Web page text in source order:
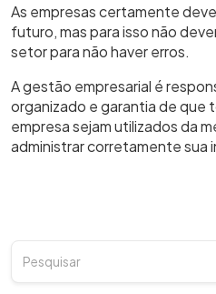
As empresas certamente
futuro, mas para isso não
setor para não haver erros.
A gestão empresarial é
organizado e garantia de que
empresa sejam utilizados da
administrar corretamente sua